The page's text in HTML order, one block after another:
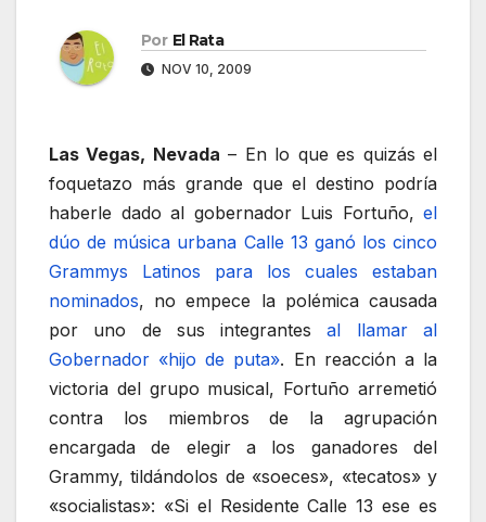
Por El Rata
NOV 10, 2009
Las Vegas, Nevada – En lo que es quizás el
foquetazo más grande que el destino podría
haberle dado al gobernador Luis Fortuño, el
dúo de música urbana Calle 13 ganó los cinco
Grammys Latinos para los cuales estaban
nominados, no empece la polémica causada
por uno de sus integrantesal llamar al
Gobernador «hijo de puta». En reacción a la
victoria del grupo musical, Fortuño arremetió
contra los miembros de la agrupación
encargada de elegir a los ganadores del
Grammy, tildándolos de «soeces», «tecatos» y
«socialistas»: «Si el Residente Calle 13 ese es